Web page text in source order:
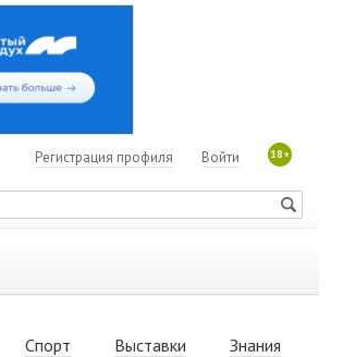
18+
Войти
Регистрация профиля
Спорт Выставки Знания